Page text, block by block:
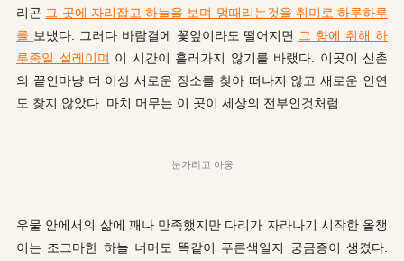
리곤 그 곳에 자리잡고 하늘을 보며 멍때리는것을 취미로 하루하루
를 보냈다. 그러다 바람결에 꽃잎이라도 떨어지면 그 향에 취해 하
루종일 설레이며 이 시간이 흘러가지 않기를 바랬다. 이곳이 신촌
의 끝인마냥 더 이상 새로운 장소를 찾아 떠나지 않고 새로운 인연
도 찾지 않았다. 마치 머무는 이 곳이 세상의 전부인것처럼.
눈가리고 아웅
우물 안에서의 삶에 꽤나 만족했지만 다리가 자라나기 시작한 올챙
이는 조그마한 하늘 너머도 똑같이 푸른색일지 궁금증이 생겼다.